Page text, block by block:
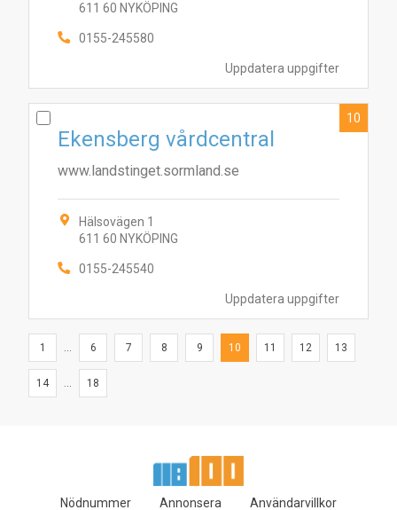
Uppdatera uppgifter
611 60 NYKÖPING
0155-245580
Uppdatera uppgifter
Ekensberg vårdcentral
www.landstinget.sormland.se
Hälsovägen 1
611 60 NYKÖPING
0155-245540
10
1 ... 6 7 8 9 10 11 12 13
14 ... 18
Nödnummer Annonsera Användarvillkor